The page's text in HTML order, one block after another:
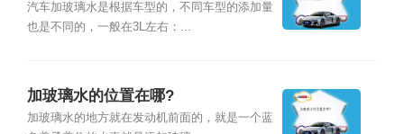
汽车加玻璃水是根据车型的，不同车型的添加量
也是不同的，一般在3L左右：...
加玻璃水的位置在哪?
加玻璃水的地方就在发动机前面的，就是一个蓝